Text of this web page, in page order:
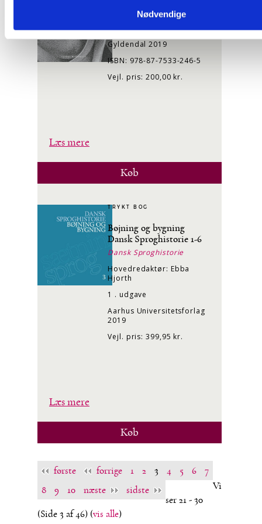
Nødvendige
Tekstudgivelse, noter og
efterskrift: Johan de
Mylius
Gyldendal 2019
ISBN: 978-87-7533-246-5
Vejl. pris: 200,00 kr.
Læs mere
Køb
TRYKT BOG
Bøjning og bygning
Dansk Sproghistorie 1-6
Dansk Sproghistorie
Hovedredaktør: Ebba
Hjorth
1 . udgave
Aarhus Universitetsforlag
2019
Vejl. pris: 399,95 kr.
Læs mere
Køb
første forrige 1 2 3 4 5 6
7
8
9 10 næste sidste
Vi
ser 21 - 30
(Side 3 af 46) (vis alle)